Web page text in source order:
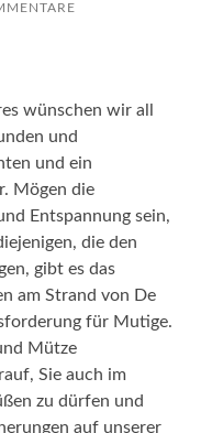
wünschen wir all
und
und ein
Mögen die
Entspannung sein,
die den
gibt es das
am Strand von De
für Mutige.
Mütze
Sie auch im
zu dürfen und
auf unserer